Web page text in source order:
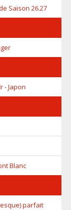
Saison 26.27
- Japon
Blanc
parfait